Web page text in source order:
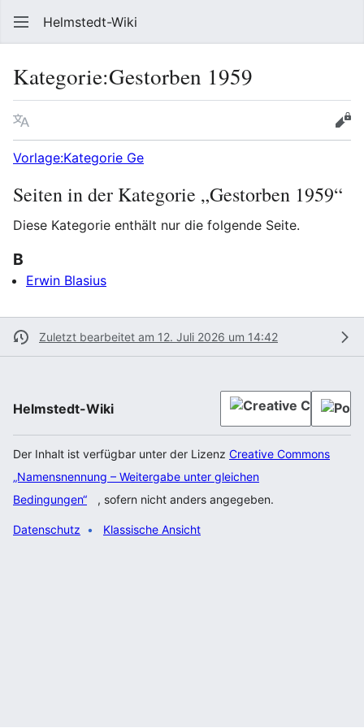
Helmstedt-Wiki
Kategorie:Gestorben 1959
Sprache
Vorlage:Kategorie Ge
Seiten in der Kategorie „Gestorben 1959“
Diese Kategorie enthält nur die folgende Seite.
B
Erwin Blasius
Zuletzt bearbeitet am 12. Juli 2026 um 14:42
Helmstedt-Wiki
Der Inhalt ist verfügbar unter der Lizenz Creative Commons
„Namensnennung – Weitergabe unter gleichen
Bedingungen“
, sofern nicht anders angegeben.
Datenschutz Klassische Ansicht